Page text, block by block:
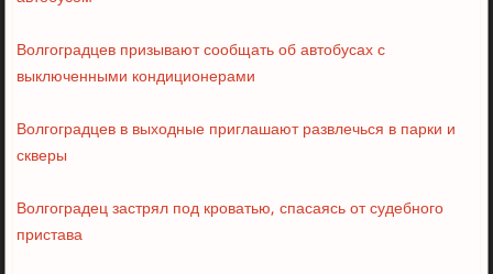
Волгоградцев призывают сообщать об автобусах с
выключенными кондиционерами
Волгоградцев в выходные приглашают развлечься в парки и
скверы
Волгоградец застрял под кроватью, спасаясь от судебного
пристава